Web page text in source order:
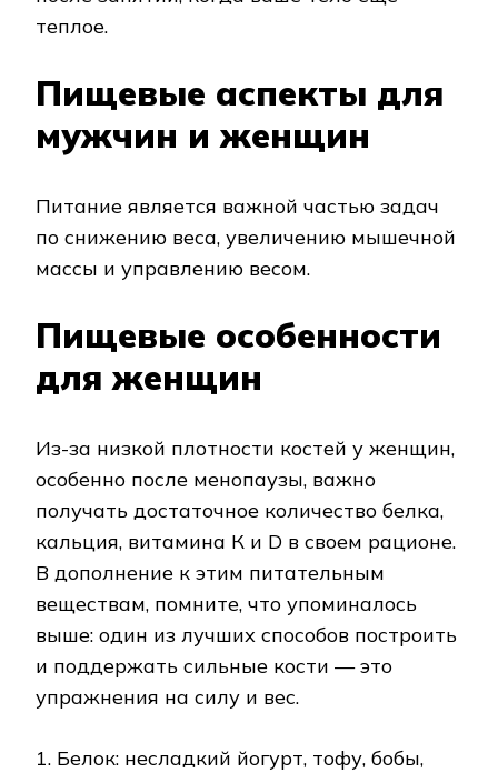
теплое.
Пищевые аспекты для
мужчин и женщин
Питание является важной частью задач
по снижению веса, увеличению мышечной
массы и управлению весом.
Пищевые особенности
для женщин
Из-за низкой плотности костей у женщин,
особенно после менопаузы, важно
получать достаточное количество белка,
кальция, витамина К и D в своем рационе.
В дополнение к этим питательным
веществам, помните, что упоминалось
выше: один из лучших способов построить
и поддержать сильные кости — это
упражнения на силу и вес.
1. Белок: несладкий йогурт, тофу, бобы,